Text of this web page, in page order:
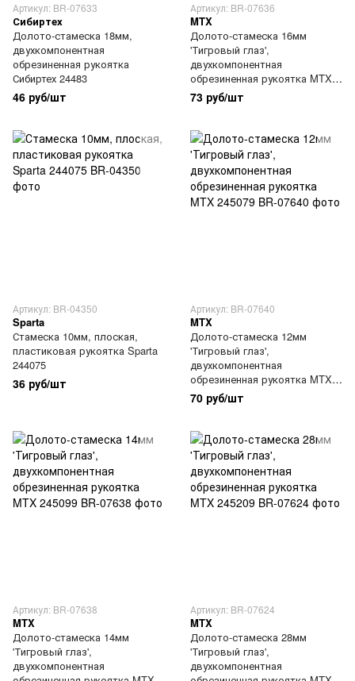
Артикул: BR-07633
Сибиртех
Долото-стамеска 18мм,
двухкомпонентная
обрезиненная рукоятка
Сибиртех 24483
46 руб/шт
Артикул: BR-07636
MTX
Долото-стамеска 16мм
'Тигровый глаз',
двухкомпонентная
обрезиненная рукоятка MTX
245119
73 руб/шт
Артикул: BR-04350
Sparta
Стамеска 10мм, плоская,
пластиковая рукоятка Sparta
244075
36 руб/шт
Артикул: BR-07640
MTX
Долото-стамеска 12мм
'Тигровый глаз',
двухкомпонентная
обрезиненная рукоятка MTX
245079
70 руб/шт
Артикул: BR-07638
MTX
Долото-стамеска 14мм
'Тигровый глаз',
двухкомпонентная
Артикул: BR-07624
MTX
Долото-стамеска 28мм
'Тигровый глаз',
двухкомпонентная